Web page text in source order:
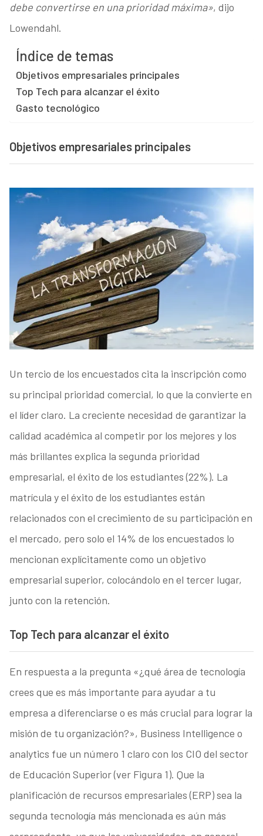
debe convertirse en una prioridad máxima», dijo
Lowendahl.
Índice de temas
Objetivos empresariales principales
Top Tech para alcanzar el éxito
Gasto tecnológico
Objetivos empresariales principales
Un tercio de los encuestados cita la inscripción como
su principal prioridad comercial, lo que la convierte en
el líder claro. La creciente necesidad de garantizar la
calidad académica al competir por los mejores y los
más brillantes explica la segunda prioridad
empresarial, el éxito de los estudiantes (22%). La
matrícula y el éxito de los estudiantes están
relacionados con el crecimiento de su participación en
el mercado, pero solo el 14% de los encuestados lo
mencionan explícitamente como un objetivo
empresarial superior, colocándolo en el tercer lugar,
junto con la retención.
Top Tech para alcanzar el éxito
En respuesta a la pregunta «¿qué área de tecnología
crees que es más importante para ayudar a tu
empresa a diferenciarse o es más crucial para lograr la
misión de tu organización?», Business Intelligence o
analytics fue un número 1 claro con los CIO del sector
de Educación Superior (ver Figura 1). Que la
planificación de recursos empresariales (ERP) sea la
segunda tecnología más mencionada es aún más